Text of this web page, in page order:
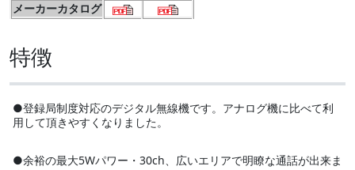
メーカーカタログ
特徴
●登録局制度対応のデジタル無線機です。アナログ機に比べて利
用して頂きやすくなりました。
●余裕の最大5Wパワー・30ch、広いエリアで明瞭な通話が出来ま